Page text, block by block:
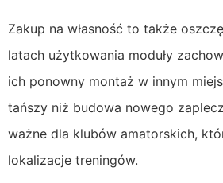
Zakup na własność to także
latach użytkowania moduły
ich ponowny montaż w innym
tańszy niż budowa nowego
ważne dla klubów amatorskich,
lokalizacje treningów.